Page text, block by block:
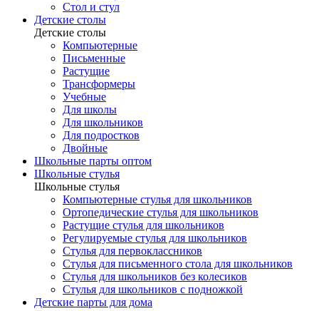
Стол и стул
Детские столы
Детские столы
Компьютерные
Письменные
Растущие
Трансформеры
Учебные
Для школы
Для школьников
Для подростков
Двойные
Школьные парты оптом
Школьные стулья
Школьные стулья
Компьютерные стулья для школьников
Ортопедические стулья для школьников
Растущие стулья для школьников
Регулируемые стулья для школьников
Стулья для первоклассников
Стулья для письменного стола для школьников
Стулья для школьников без колесиков
Стулья для школьников с подножкой
Детские парты для дома